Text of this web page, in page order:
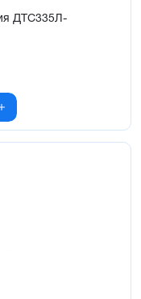
ДТС335Л-